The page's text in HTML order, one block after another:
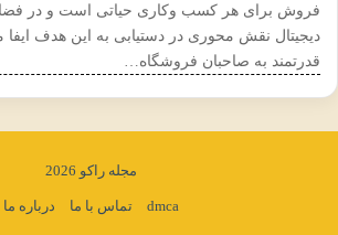
فروش برای هر کسب وکاری حیاتی است و در فضای
دیجیتال نقش محوری در دستیابی به این هدف ایفا
قدرتمند به صاحبان فروشگاه…
مجله راکو 2026
dmca تماس با ما درباره ما